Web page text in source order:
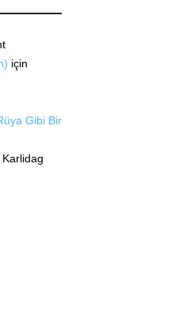
için
Gibi Bir